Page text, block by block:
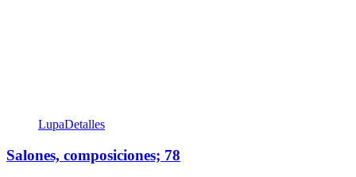
LupaDetalles
Salones, composiciones; 78